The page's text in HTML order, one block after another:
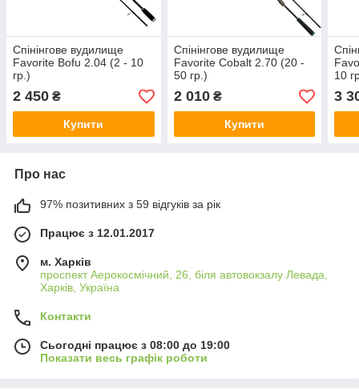
Спінінгове вудилище
Favorite Bofu 2.04 (2 - 10
гр.)
2 450 ₴
Купити
Спінінгове вудилище
Favorite Cobalt 2.70 (20 -
50 гр.)
2 010₴
Купити
10
3
Про нас
97% позитивних з 59 відгуків за рік
Працює з 12.01.2017
м. Харків
проспект Аерокосмічний, 26, біля автовокзалу Левада,
Харків, Україна
Контакти
Сьогодні працює з 08:00 до 19:00
Показати весь графік роботи